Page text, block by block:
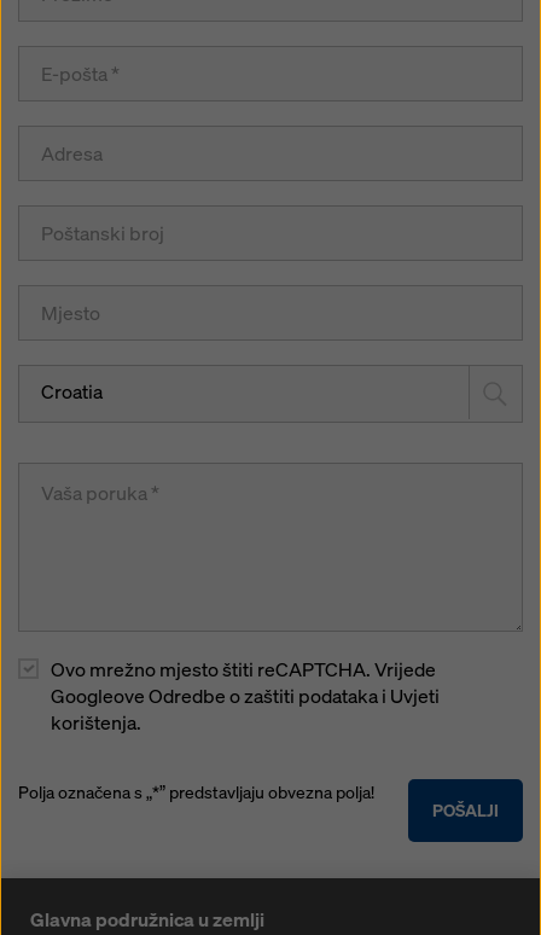
Croatia
Ovo mrežno mjesto štiti reCAPTCHA. Vrijede
Googleove Odredbe o zaštiti podataka i Uvjeti
korištenja.
POŠALJI
Polja označena s „*” predstavljaju obvezna polja!
Glavna podružnica u zemlji